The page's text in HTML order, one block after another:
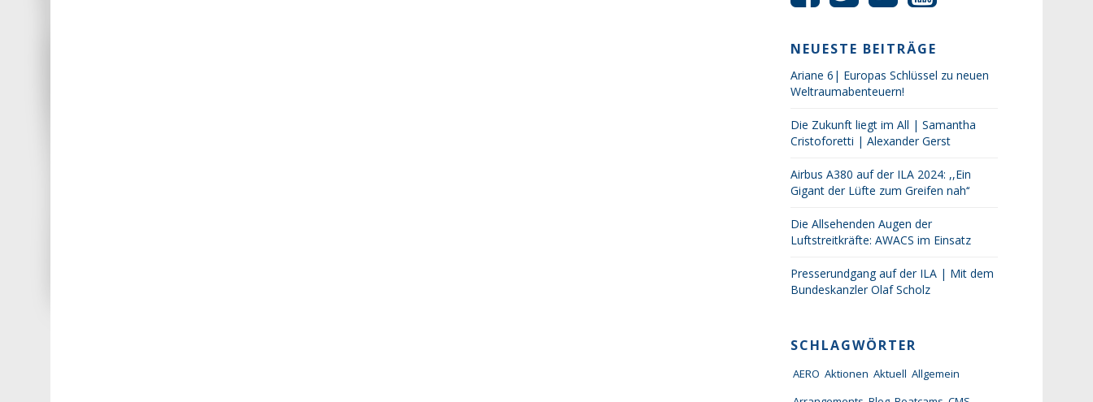
NEUESTE BEITRÄGE
Ariane 6| Europas Schlüssel zu neuen
Weltraumabenteuern!
Die Zukunft liegt im All | Samantha
Cristoforetti | Alexander Gerst
Airbus A380 auf der ILA 2024: ,,Ein
Gigant der Lüfte zum Greifen nah‘‘
Die Allsehenden Augen der
Luftstreitkräfte: AWACS im Einsatz
Presserundgang auf der ILA | Mit dem
Bundeskanzler Olaf Scholz
SCHLAGWÖRTER
AERO Aktionen Aktuell Allgemein